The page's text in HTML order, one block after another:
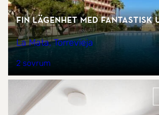
Fin lägenhet med fantastisk
La Mata, Torrevieja
2 sovrum